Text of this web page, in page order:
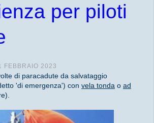
per piloti
FEBBRAIO 2023
di paracadute da salvataggio
'di emergenza') con vela tonda o ad